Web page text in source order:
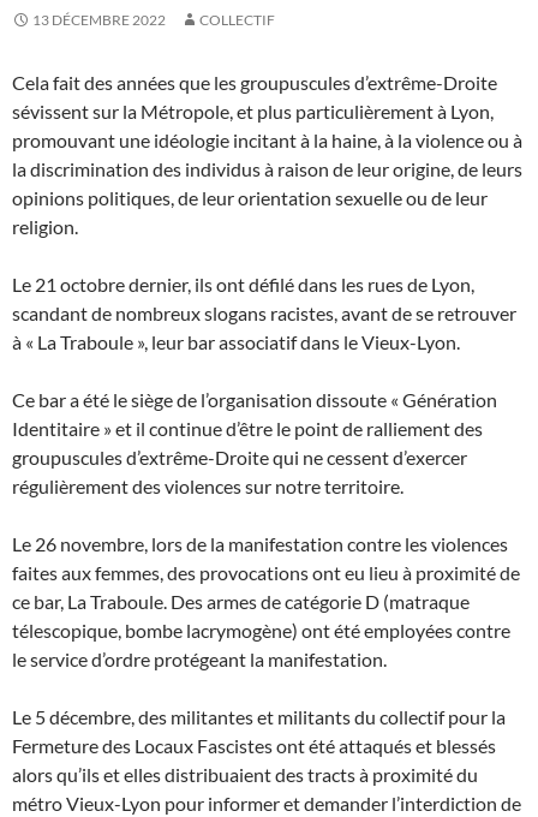
13 DÉCEMBRE 2022 COLLECTIF
Cela fait des années que les groupuscules d’extrême-Droite
sévissent sur la Métropole, et plus particulièrement à Lyon,
promouvant une idéologie incitant à la haine, à la violence ou à
la discrimination des individus à raison de leur origine, de leurs
opinions politiques, de leur orientation sexuelle ou de leur
religion.
Le 21 octobre dernier, ils ont défilé dans les rues de Lyon,
scandant de nombreux slogans racistes, avant de se retrouver
à « La Traboule », leur bar associatif dans le Vieux-Lyon.
Ce bar a été le siège de l’organisation dissoute « Génération
Identitaire » et il continue d’être le point de ralliement des
groupuscules d’extrême-Droite qui ne cessent d’exercer
régulièrement des violences sur notre territoire.
Le 26 novembre, lors de la manifestation contre les violences
faites aux femmes, des provocations ont eu lieu à proximité de
ce bar, La Traboule. Des armes de catégorie D (matraque
télescopique, bombe lacrymogène) ont été employées contre
le service d’ordre protégeant la manifestation.
Le 5 décembre, des militantes et militants du collectif pour la
Fermeture des Locaux Fascistes ont été attaqués et blessés
alors qu’ils et elles distribuaient des tracts à proximité du
métro Vieux-Lyon pour informer et demander l’interdiction de